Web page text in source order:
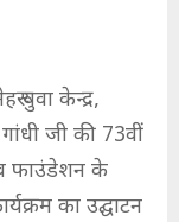
युवा केन्द्र,
जी की 73वीं
फाउंडेशन के
का उद्घाटन